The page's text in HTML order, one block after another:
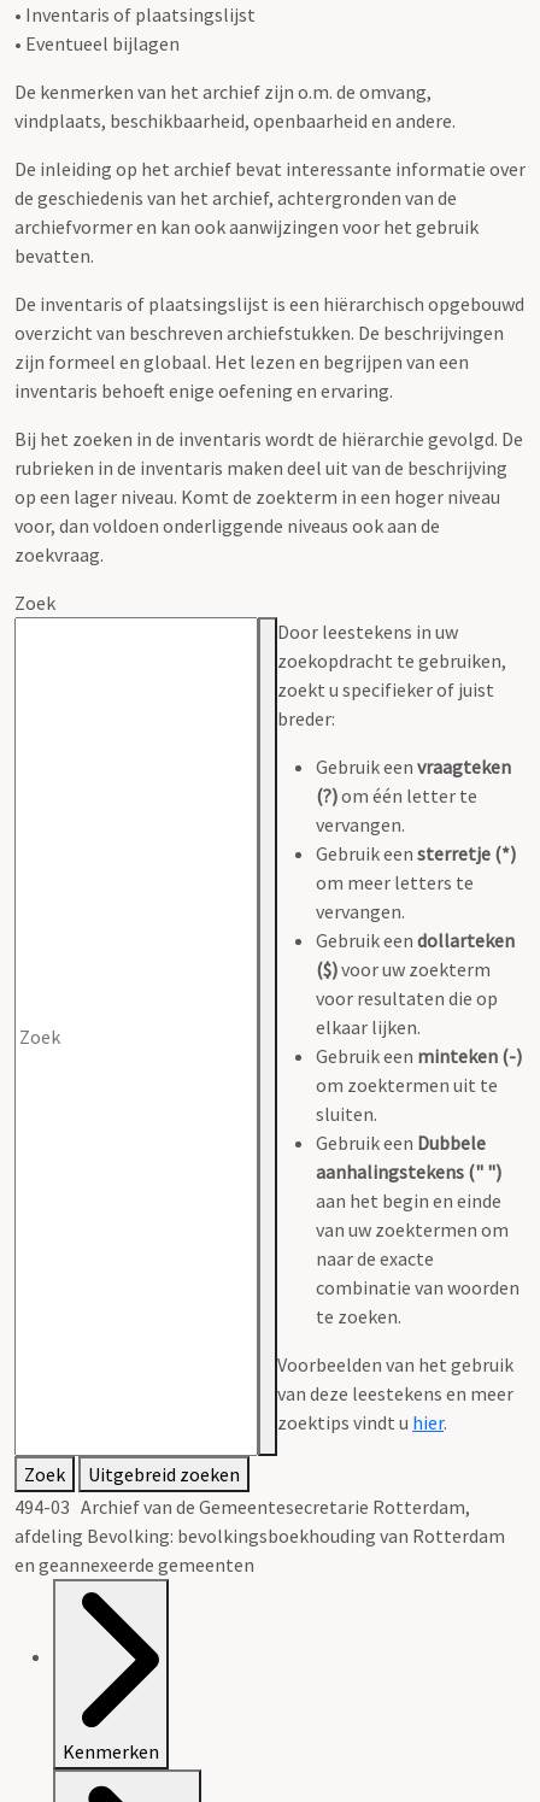
• Inventaris of plaatsingslijst
• Eventueel bijlagen
De kenmerken van het archief zijn o.m. de omvang,
vindplaats, beschikbaarheid, openbaarheid en andere.
De inleiding op het archief bevat interessante informatie over
de geschiedenis van het archief, achtergronden van de
archiefvormer en kan ook aanwijzingen voor het gebruik
bevatten.
De inventaris of plaatsingslijst is een hiërarchisch opgebouwd
overzicht van beschreven archiefstukken. De beschrijvingen
zijn formeel en globaal. Het lezen en begrijpen van een
inventaris behoeft enige oefening en ervaring.
Bij het zoeken in de inventaris wordt de hiërarchie gevolgd. De
rubrieken in de inventaris maken deel uit van de beschrijving
op een lager niveau. Komt de zoekterm in een hoger niveau
voor, dan voldoen onderliggende niveaus ook aan de
zoekvraag.
Zoek
Door leestekens in uw
zoekopdracht te gebruiken,
zoekt u specifieker of juist
breder:
Gebruik een vraagteken
(?)om één letter te
vervangen.
Gebruik een sterretje (*)
om meer letters te
vervangen.
Gebruik een dollarteken
($)voor uw zoekterm
voor resultaten die op
elkaar lijken.
Gebruik een minteken (-)
om zoektermen uit te
sluiten.
Gebruik een Dubbele
aanhalingstekens (" ")
aan het begin en einde
van uw zoektermen om
naar de exacte
combinatie van woorden
te zoeken.
Voorbeelden van het gebruik
van deze leestekens en meer
zoektips vindt u hier.
Zoek
Uitgebreid zoeken
494-03 Archief van de Gemeentesecretarie Rotterdam,
afdeling Bevolking: bevolkingsboekhouding van Rotterdam
en geannexeerde gemeenten
Kenmerken